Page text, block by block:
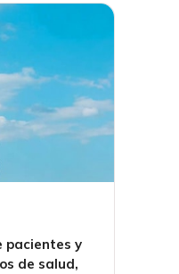
pacientes y
de salud,